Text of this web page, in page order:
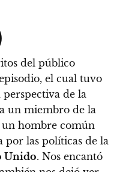
del público
el cual tuvo
de la
un miembro de la
un hombre común
por las políticas de la
Unido. Nos encantó